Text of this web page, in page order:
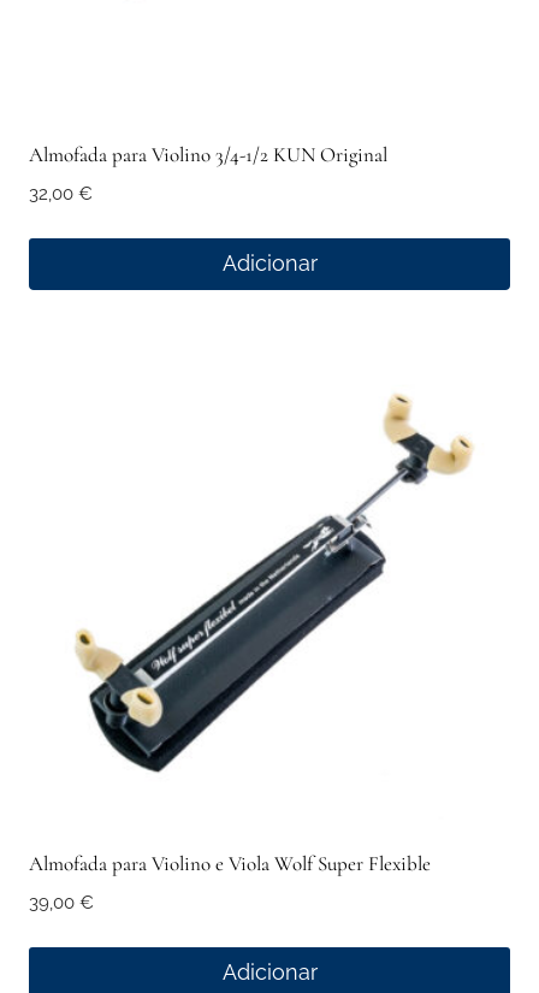
Almofada para Violino 3/4-1/2 KUN Original
32,00 €
Adicionar
Almofada para Violino e Viola Wolf Super Flexible
39,00 €
Adicionar